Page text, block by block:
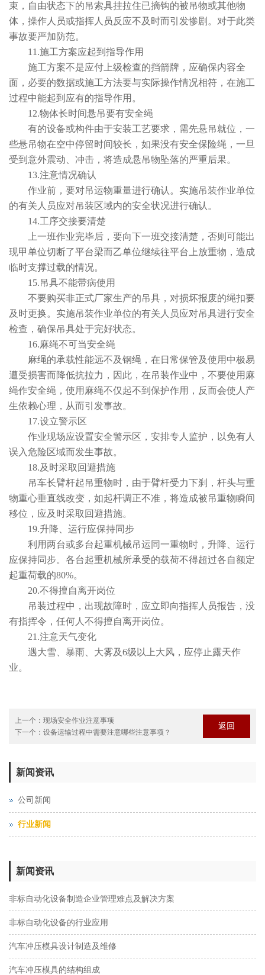
束，自由状态下的吊索具挂拉住已摘钩的被吊物或其他物
体，操作人员或指挥人员反应不及时而引发惨剧。对于此类
事故要严加防范。
11.施工方案应起到指导作用
施工方案不是应付上级检查的挡箭牌，应确保内容全
面，必要的数据或施工方法要与实际操作情况相符，在施工
过程中能起到应有的指导作用。
12.物体长时间悬吊要有安全绳
有的设备或构件由于安装工艺要求，需先悬吊就位，一
些悬吊物在空中停留时间较长，如果没有安全保险绳，一旦
受到意外震动、冲击，将造成悬吊物坠落的严重后果。
13.注意情况确认
作业前，要对吊运物重量进行确认。实施吊装作业单位
的有关人员应对吊装区域内的安全状况进行确认。
14.工序交接要清楚
上一班作业完毕后，要向下一班交接清楚，否则可能出
现甲单位切断了平台梁而乙单位继续往平台上放重物，造成
临时支撑过载的情况。
15.吊具不能带病使用
不要购买非正式厂家生产的吊具，对损坏报废的绳扣要
及时更换。实施吊装作业单位的有关人员应对吊具进行安全
检查，确保吊具处于完好状态。
16.麻绳不可当安全绳
麻绳的承载性能远不及钢绳，在日常保管及使用中极易
遭受损害而降低抗拉力，因此，在吊装作业中，不要使用麻
绳作安全绳，使用麻绳不仅起不到保护作用，反而会使人产
生依赖心理，从而引发事故。
17.设立警示区
作业现场应设置安全警示区，安排专人监护，以免有人
误入危险区域而发生事故。
18.及时采取回避措施
吊车长臂杆起吊重物时，由于臂杆受力下刹，杆头与重
物重心垂直线改变，如起杆调正不准，将造成被吊重物瞬间
移位，应及时采取回避措施。
19.升降、运行应保持同步
利用两台或多台起重机械吊运同一重物时，升降、运行
应保持同步。各台起重机械所承受的载荷不得超过各自额定
起重荷载的80%。
20.不得擅自离开岗位
吊装过程中，出现故障时，应立即向指挥人员报告，没
有指挥令，任何人不得擅自离开岗位。
21.注意天气变化
遇大雪、暴雨、大雾及6级以上大风，应停止露天作
业。
上一个： 现场安全作业注意事项
下一个： 设备运输过程中需要注意哪些注意事项？
返回
新闻资讯
公司新闻
行业新闻
新闻资讯
非标自动化设备制造企业管理难点及解决方案
非标自动化设备的行业应用
汽车冲压模具设计制造及维修
汽车冲压模具的结构组成